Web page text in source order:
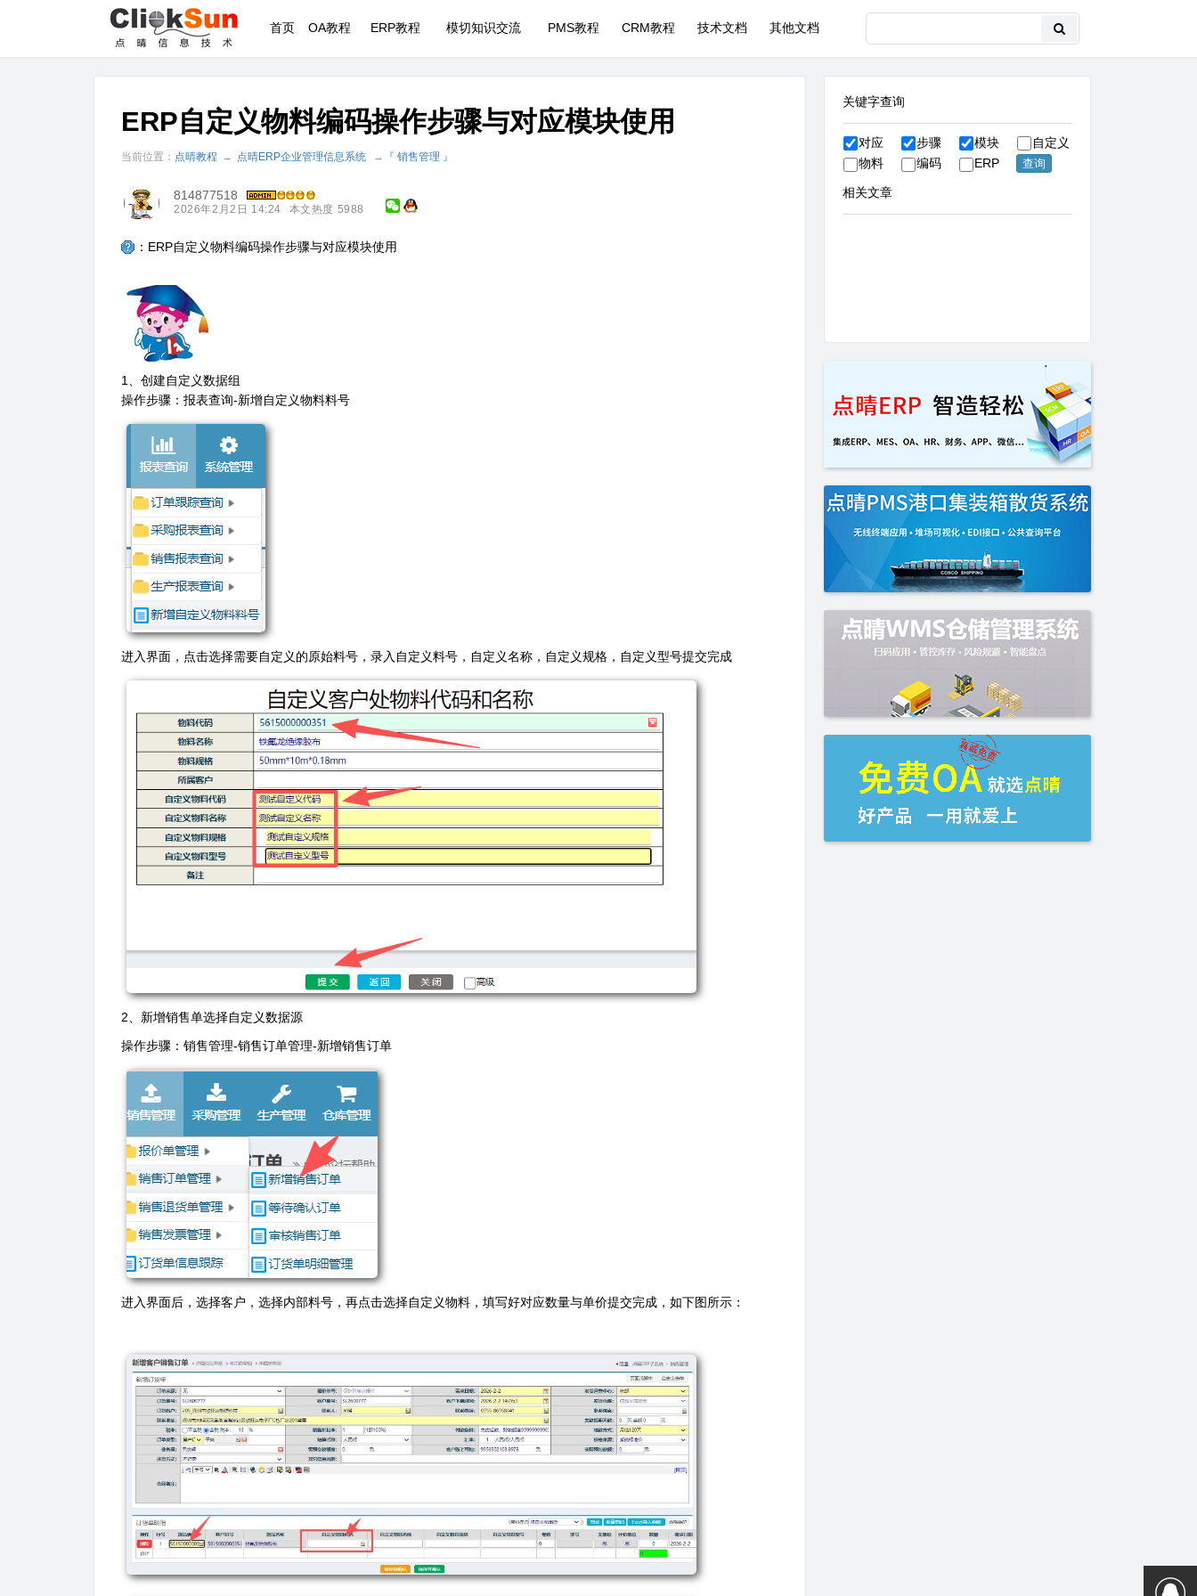
首页 OA教程 ERP教程 模切知识交流 PMS教程 CRM教程 技术文档 其他文档
ERP自定义物料编码操作步骤与对应模块使用
当前位置： 点晴教程 → 点晴ERP企业管理信息系统 → 『 销售管理 』
814877518
2026年2月2日 14:24 本文热度 5988
：ERP自定义物料编码操作步骤与对应模块使用
1、创建自定义数据组
操作步骤：报表查询-新增自定义物料料号
进入界面，点击选择需要自定义的原始料号，录入自定义料号，自定义名称，自定义规格，自定义型号提交完成
2、新增销售单选择自定义数据源
操作步骤：销售管理-销售订单管理-新增销售订单
进入界面后，选择客户，选择内部料号，再点击选择自定义物料，填写好对应数量与单价提交完成，如下图所示：
关键字查询
对应 步骤 模块
自定义
物料
编码 ERP
相关文章